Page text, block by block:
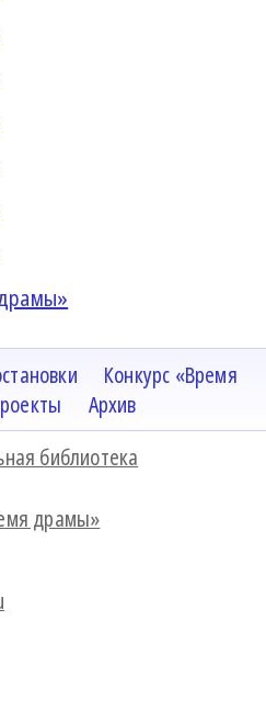
Конкурс «Время
Архив
библиотека
драмы»